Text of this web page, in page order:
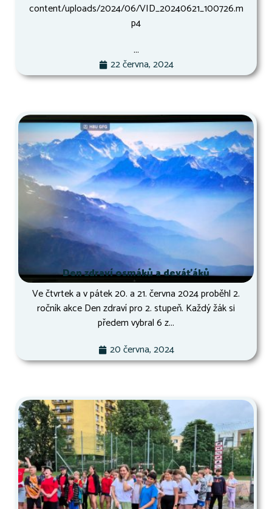
content/uploads/2024/06/VID_20240621_100726.m
p4
...
22 června, 2024
Den zdraví osmáků a deváťáků
Ve čtvrtek a v pátek 20. a 21. června 2024 proběhl 2.
ročník akce Den zdraví pro 2. stupeň. Každý žák si
předem vybral 6 z...
20 června, 2024